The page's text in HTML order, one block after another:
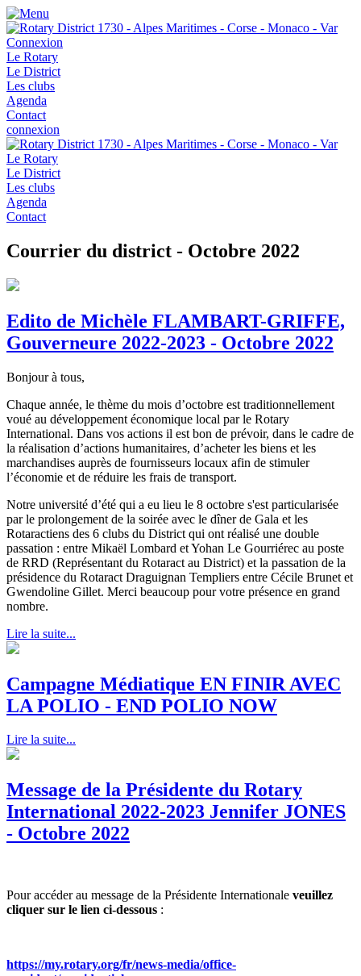
Connexion
Le Rotary
Le District
Les clubs
Agenda
Contact
connexion
Le Rotary
Le District
Les clubs
Agenda
Contact
Courrier du district - Octobre 2022
Edito de Michèle FLAMBART-GRIFFE,
Gouverneure 2022-2023 - Octobre 2022
Bonjour à tous,
Chaque année, le thème du mois d’octobre est traditionnellement
voué au développement économique local par le Rotary
International. Dans vos actions il est bon de prévoir, dans le cadre de
la réalisation d’actions humanitaires, d’acheter les biens et les
marchandises auprès de fournisseurs locaux afin de stimuler
l’économie et de réduire les frais de transport.
Notre université d’été qui a eu lieu le 8 octobre s'est particularisée
par le prolongement de la soirée avec le dîner de Gala et les
Rotaractiens des 6 clubs du District qui ont réalisé une double
passation : entre Mikaël Lombard et Yohan Le Gourriérec au poste
de RRD (Représentant du Rotaract au District) et la passation de la
présidence du Rotaract Draguignan Templiers entre Cécile Brunet et
Gwendoline Gillet. Merci beaucoup pour votre présence en grand
nombre.
Lire la suite...
Campagne Médiatique EN FINIR AVEC
LA POLIO - END POLIO NOW
Lire la suite...
Message de la Présidente du Rotary
International 2022-2023 Jennifer JONES
- Octobre 2022
Pour accéder au message de la Présidente Internationale veuillez
cliquer sur le lien ci-dessous :
https://my.rotary.org/fr/news-media/office-